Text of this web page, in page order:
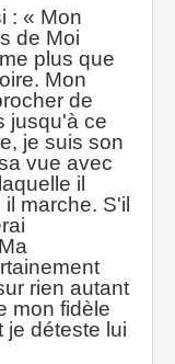
: « Mon
de Moi
plus que
Mon
de
jusqu'à ce
je suis son
vue avec
il
marche. S'il
rien autant
mon fidèle
je déteste lui